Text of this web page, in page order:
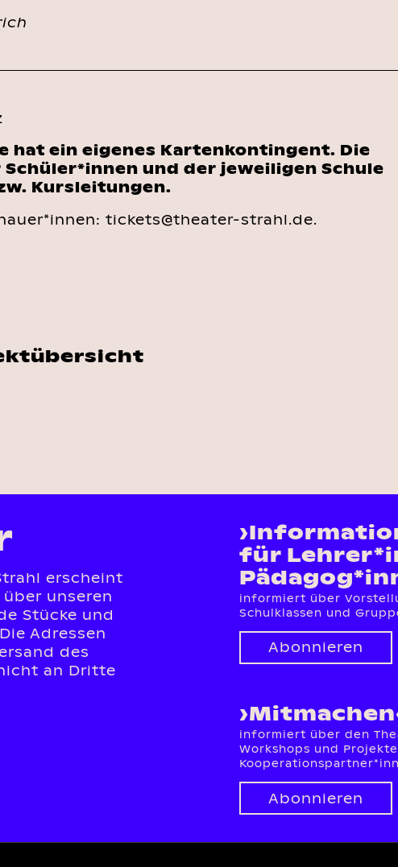
hat ein eigenes Kartenkontingent. Die
und der jeweiligen Schule
Kursleitungen.
tickets@theater-strahl.de.
erscheint
unseren
Stücke und
Adressen
des
an Dritte
für
informiert über
Schulklassen und
Abonnieren
informiert über den
Workshops und
Abonnieren